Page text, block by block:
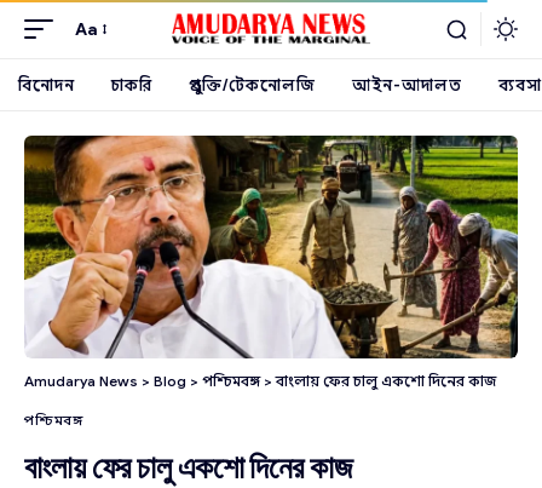
Aa
বিনোদন চাকরি প্রযুক্তি/টেকনোলজি আইন-আদালত ব্যবসা
Amudarya News > Blog > পশ্চিমবঙ্গ>বাংলায় ফের চালু একশো দিনের কাজ
পশ্চিমবঙ্গ
বাংলায় ফের চালু একশো দিনের কাজ